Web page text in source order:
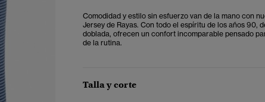
Comodidad y estilo sin esfuerzo van de la mano con
Jersey de Rayas. Con todo el espíritu de los años 90,
doblada, ofrecen un confort incomparable pensado
de la rutina.
Talla y corte